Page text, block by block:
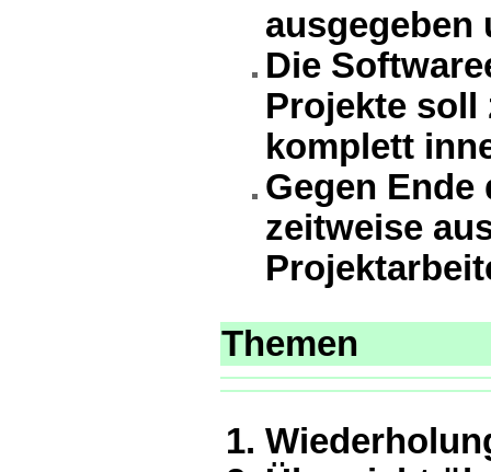
ausgegeben
Die
Projekte soll
komplett
Gegen Ende
zeitweise
Themen